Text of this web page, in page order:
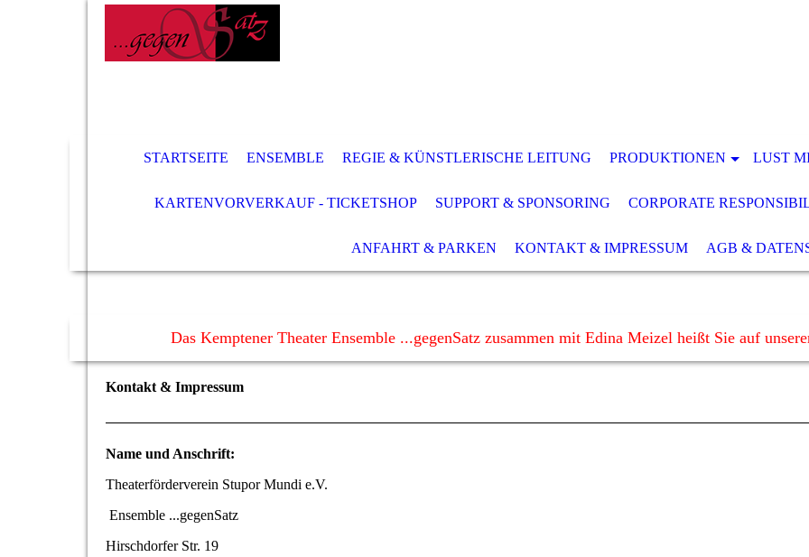
STARTSEITE ENSEMBLE REGIE & KÜNSTLERISCHE LEITUNG PRODUKTIONEN LUST
KARTENVORVERKAUF - TICKETSHOP SUPPORT & SPONSORING CORPORATE
ANFAHRT & PARKEN KONTAKT & IMPRESSUM AGB &
Das Kemptener Theater Ensemble ...gegenSatz zusammen mit Edina Meizel heißt Sie auf
Kontakt & Impressum
Name und Anschrift:
Theaterförderverein Stupor Mundi e.V.
Ensemble ...gegenSatz
Hirschdorfer Str. 19